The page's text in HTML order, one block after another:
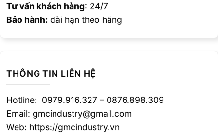
Tư vấn khách hàng: 24/7
Bảo hành: dài hạn theo hãng
THÔNG TIN LIÊN HỆ
Hotline: 0979.916.327 – 0876.898.309
Email: gmcindustry@gmail.com
Web: https://gmcindustry.vn